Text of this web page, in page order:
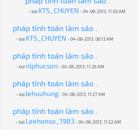
- bởi KTS_CHUYEN - 04-08-2013, 11:03 AM
pháp tính toán làm sáo .
- bởi KTS_CHUYEN - 04-08-2013, 06:13 AM
pháp tính toán làm sáo .
- bởi nlphucson - 04-08-2013, 11:26 AM
pháp tính toán làm sáo .
- bởi lehuuhung- 04-08-2013, 11:27 AM
pháp tính toán làm sáo .
- bởi Leehonso_1983 - 04-08-2013, 11:52 AM